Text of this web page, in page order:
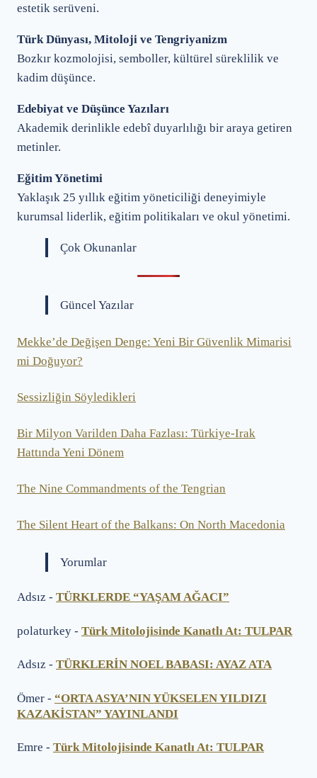
estetik serüveni.
Türk Dünyası, Mitoloji ve Tengriyanizm
Bozkır kozmolojisi, semboller, kültürel süreklilik ve
kadim düşünce.
Edebiyat ve Düşünce Yazıları
Akademik derinlikle edebî duyarlılığı bir araya getiren
metinler.
Eğitim Yönetimi
Yaklaşık 25 yıllık eğitim yöneticiliği deneyimiyle
kurumsal liderlik, eğitim politikaları ve okul yönetimi.
Çok Okunanlar
Güncel Yazılar
Mekke’de Değişen Denge: Yeni Bir Güvenlik Mimarisi
mi Doğuyor?
Sessizliğin Söyledikleri
Bir Milyon Varilden Daha Fazlası: Türkiye-Irak
Hattında Yeni Dönem
The Nine Commandments of the Tengrian
The Silent Heart of the Balkans: On North Macedonia
Yorumlar
Adsız - TÜRKLERDE “YAŞAM AĞACI”
polaturkey - Türk Mitolojisinde Kanatlı At: TULPAR
Adsız - TÜRKLERİN NOEL BABASI: AYAZ ATA
Ömer - “ORTA ASYA’NIN YÜKSELEN YILDIZI
KAZAKİSTAN” YAYINLANDI
Emre - Türk Mitolojisinde Kanatlı At: TULPAR